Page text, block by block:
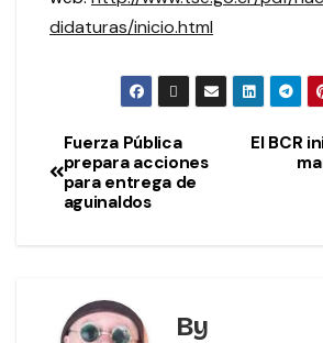
didaturas/inicio.html
El BCR
Fuerza Pública
prepara acciones
para entrega de
aguinaldos
By